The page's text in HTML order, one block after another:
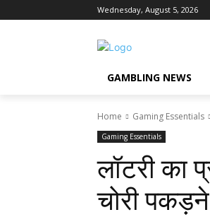
Wednesday, August 5, 2026
GAMBLING NEWS
Home Gaming Essentials
Gaming Essentials
लॉटरी का
चोरी